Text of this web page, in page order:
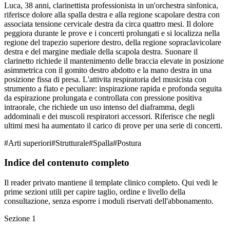
Luca, 38 anni, clarinettista professionista in un'orchestra sinfonica,
riferisce dolore alla spalla destra e alla regione scapolare destra con
associata tensione cervicale destra da circa quattro mesi. Il dolore
peggiora durante le prove e i concerti prolungati e si localizza nella
regione del trapezio superiore destro, della regione sopraclavicolare
destra e del margine mediale della scapola destra. Suonare il
clarinetto richiede il mantenimento delle braccia elevate in posizione
asimmetrica con il gomito destro abdotto e la mano destra in una
posizione fissa di presa. L'attivita respiratoria del musicista con
strumento a fiato e peculiare: inspirazione rapida e profonda seguita
da espirazione prolungata e controllata con pressione positiva
intraorale, che richiede un uso intenso del diaframma, degli
addominali e dei muscoli respiratori accessori. Riferisce che negli
ultimi mesi ha aumentato il carico di prove per una serie di concerti.
#Arti superiori#Strutturale#Spalla#Postura
Indice del contenuto completo
Il reader privato mantiene il template clinico completo. Qui vedi le
prime sezioni utili per capire taglio, ordine e livello della
consultazione, senza esporre i moduli riservati dell'abbonamento.
Sezione 1